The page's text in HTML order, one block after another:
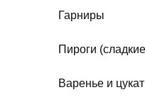
Гарниры
Пироги
Варенье и